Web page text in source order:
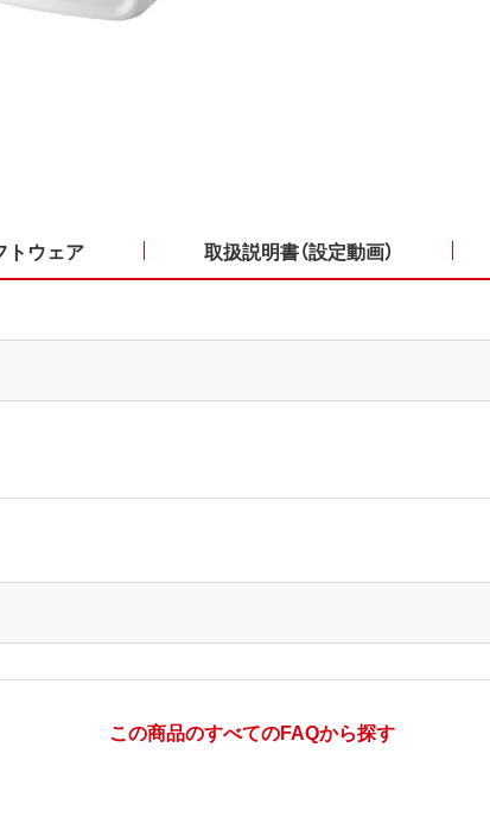
トウェア 取扱説明書（設定動画）
この商品のすべてのFAQから探す